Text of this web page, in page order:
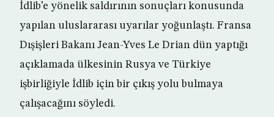
İdlib’e yönelik saldırının sonuçları konusunda
yapılan uluslararası uyarılar yoğunlaştı. Fransa
Dışişleri Bakanı Jean-Yves Le Drian dün yaptığı
açıklamada ülkesinin Rusya ve Türkiye
işbirliğiyle İdlib için bir çıkış yolu bulmaya
çalışacağını söyledi.